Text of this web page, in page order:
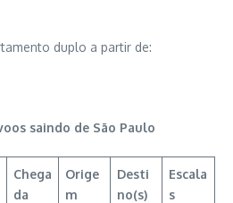
duplo a partir de:
saindo de São Paulo
Chega
da
Orige
m
Desti
no(s)
Escala
s